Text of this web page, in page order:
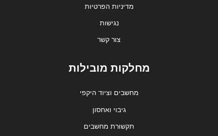
מדיניות הפרטיות
נגישות
צור קשר
מחלקות מובילות
מחשבים וציוד היקפי
גיבוי ואחסון
תקשורת מחשבים